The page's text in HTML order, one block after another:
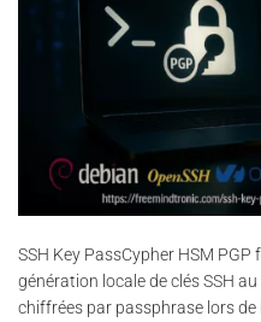
SSH Key PassCypher HSM
génération locale de clés SSH
chiffrées par passphrase lors de